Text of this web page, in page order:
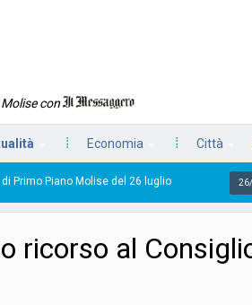
con
Economia Città
del 26 luglio 26/07/2026
ricorso al